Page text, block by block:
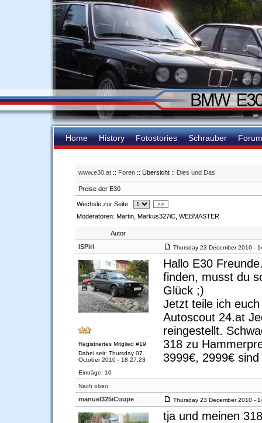
Home History Fotostories Schrauber Forum
www.e30.at :: Foren :: Übersicht :: Dies und Das
Preise der E30
Wechsle zur Seite >>
Moderatoren: Martin, Markus327iC, WEBMASTER
Autor
ISPiri
Thursday 23 December 2010 -
Registriertes Mitglied #19
Dabei seit: Thursday 07
October 2010 - 18:27:23
Einträge: 10
Hallo E30
finden, musst du
Glück ;)
Jetzt teile ich
Autoscout 24.at
reingestellt.
318 zu
3999€, 2999€
Nach oben
manuel325iCoupe Thursday 23 December 2010 -
tja und meinen